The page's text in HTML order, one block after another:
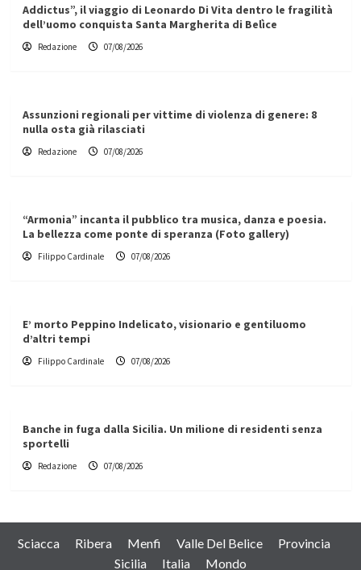
Addictus”, il viaggio di Leonardo Di Vita dentro le fragilità
dell’uomo conquista Santa Margherita di Belìce
Redazione 07/08/2026
Assunzioni regionali per vittime di violenza di genere: 8
nulla osta già rilasciati
Redazione 07/08/2026
“Armonia” incanta il pubblico tra musica, danza e poesia.
La bellezza come ponte di speranza (Foto gallery)
Filippo Cardinale 07/08/2026
E’ morto Peppino Indelicato, visionario e gentiluomo
d’altri tempi
Filippo Cardinale 07/08/2026
Banche in fuga dalla Sicilia. Un milione di residenti senza
sportelli
Redazione 07/08/2026
Sciacca Ribera Menfi Valle Del Belice
Provincia
Sicilia
Italia Mondo